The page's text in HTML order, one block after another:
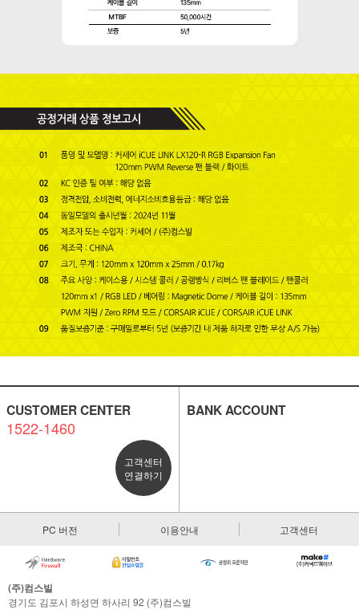
CUSTOMER CENTER
1522-1460
고객센터
연결하기
BANK ACCOUNT
PC 버전 이용안내 고객센터
(주)컴스빌
경기도 김포시 하성면 하사리 92 (주)컴스빌